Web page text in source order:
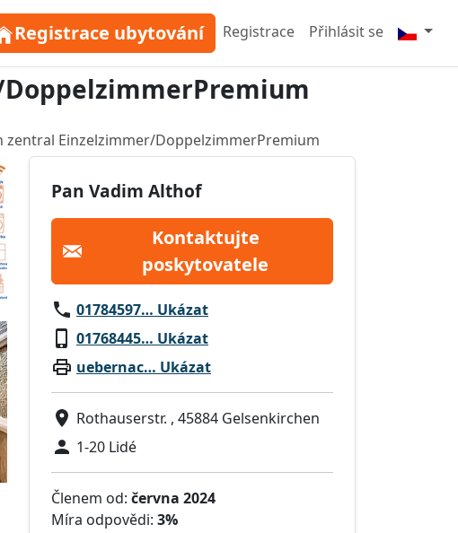
Registrace ubytování Registrace Přihlásit se
zentral Einzelzimmer/DoppelzimmerPremium
Pan Vadim Althof
Kontaktujte
poskytovatele
01784597… Ukázat
01768445… Ukázat
uebernac… Ukázat
Rothauserstr. , 45884 Gelsenkirchen
1-20 Lidé
Členem od: června 2024
Míra odpovědi: 3%